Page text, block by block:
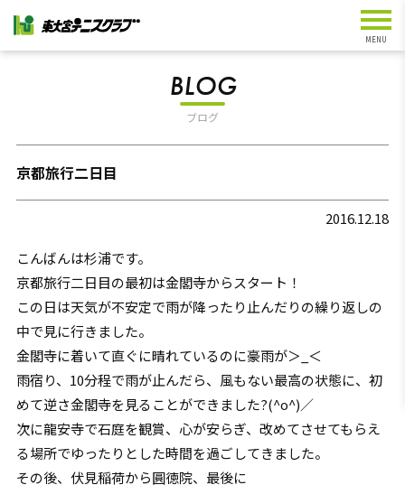
BLOG
ブログ
京都旅行二日目
2016.12.18
こんばんは杉浦です。
京都旅行二日目の最初は金閣寺からスタート！
この日は天気が不安定で雨が降ったり止んだりの繰り返しの
中で見に行きました。
金閣寺に着いて直ぐに晴れているのに豪雨が＞_＜
雨宿り、10分程で雨が止んだら、風もない最高の状態に、初
めて逆さ金閣寺を見ることができました?(^o^)／
次に龍安寺で石庭を観賞、心が安らぎ、改めてさせてもらえ
る場所でゆったりとした時間を過ごしてきました。
その後、伏見稲荷から圓徳院、最後に